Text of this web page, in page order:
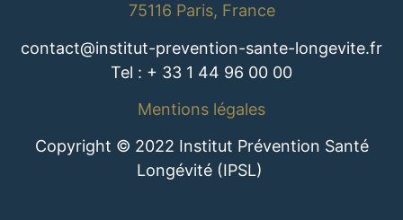
75116 Paris, France
contact@institut-prevention-sante-longevite.fr
Tel : + 33 1 44 96 00 00
Mentions légales
Copyright © 2022 Institut Prévention Santé
Longévité (IPSL)